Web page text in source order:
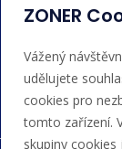
Akceptujeme
bankovním
ZONER
Vážený
udělujete
cookies pro
tomto zařízení.
skupiny